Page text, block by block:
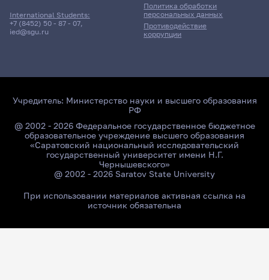
International Students:
+7 (8452) 50 - 87 - 07,
ied@sgu.ru
Политика обработки
персональных данных
Противодействие
коррупции
Учредитель: Министерство науки и высшего образования
РФ
@ 2002 - 2026 Федеральное государственное бюджетное
образовательное учреждение высшего образования
«Саратовский национальный исследовательский
государственный университет имени Н.Г.
Чернышевского»
@ 2002 - 2026 Saratov State University
При использовании материалов активная ссылка на
источник обязательна